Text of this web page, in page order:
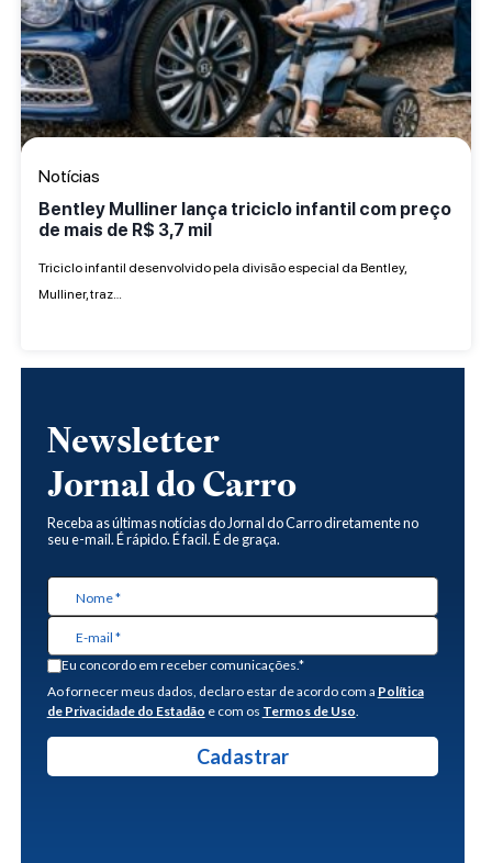
Notícias
Bentley Mulliner lança triciclo infantil com preço
de mais de R$ 3,7 mil
Triciclo infantil desenvolvido pela divisão especial da Bentley,
Mulliner, traz…
Newsletter
Jornal do Carro
Receba as últimas notícias do Jornal do Carro diretamente no
seu e-mail. É rápido. É facil. É de graça.
Eu concordo em receber comunicações.*
Ao fornecer meus dados, declaro estar de acordo com a Política
de Privacidade do Estadão e com os Termos de Uso.